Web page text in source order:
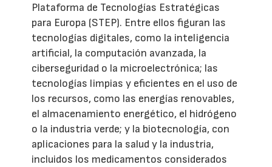
Plataforma de Tecnologías Estratégicas
para Europa (STEP). Entre ellos figuran las
tecnologías digitales, como la inteligencia
artificial, la computación avanzada, la
ciberseguridad o la microelectrónica; las
tecnologías limpias y eficientes en el uso de
los recursos, como las energías renovables,
el almacenamiento energético, el hidrógeno
o la industria verde; y la biotecnología, con
aplicaciones para la salud y la industria,
incluidos los medicamentos considerados